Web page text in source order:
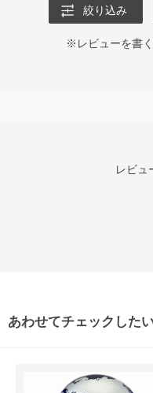
絞り込み
※レビューを書
レビュ
あわせてチェックした